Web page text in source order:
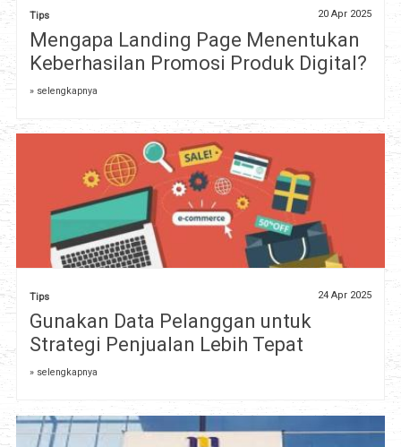
Tips 20 Apr 2025
Mengapa Landing Page Menentukan
Keberhasilan Promosi Produk Digital?
» selengkapnya
Tips 24 Apr 2025
Gunakan Data Pelanggan untuk
Strategi Penjualan Lebih Tepat
» selengkapnya